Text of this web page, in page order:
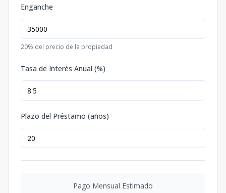
Enganche
20% del precio de la propiedad
Tasa de Interés Anual (%)
Plazo del Préstamo (años)
Pago Mensual Estimado